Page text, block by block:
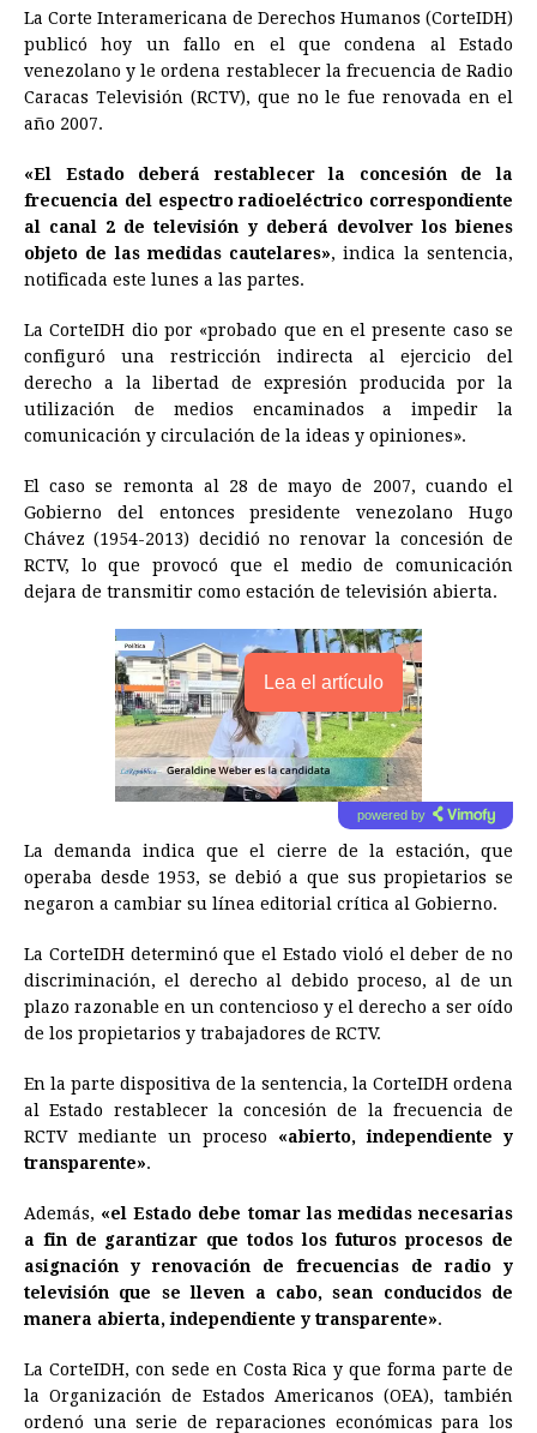
c
e
b
o
k
s
s
e
g
e
a
t
s
p
r
e
a
s
n
t
e
e
s
n
k
e
I
n
a
i
l
i
n
t
p
y
L
n
k
La Corte Interamericana de Derechos Humanos (CorteIDH)
publicó hoy un fallo en el que condena al Estado
venezolano y le ordena restablecer la frecuencia de Radio
Caracas Televisión (RCTV), que no le fue renovada en el
año 2007.
«El Estado deberá restablecer la concesión de la
frecuencia del espectro radioeléctrico correspondiente
al canal 2 de televisión y deberá devolver los bienes
objeto de las medidas cautelares», indica la sentencia,
notificada este lunes a las partes.
La CorteIDH dio por «probado que en el presente caso se
configuró una restricción indirecta al ejercicio del
derecho a la libertad de expresión producida por la
utilización de medios encaminados a impedir la
comunicación y circulación de la ideas y opiniones».
El caso se remonta al 28 de mayo de 2007, cuando el
Gobierno del entonces presidente venezolano Hugo
Chávez (1954-2013) decidió no renovar la concesión de
RCTV, lo que provocó que el medio de comunicación
dejara de transmitir como estación de televisión abierta.
Lea el artículo
powered by
La demanda indica que el cierre de la estación, que
operaba desde 1953, se debió a que sus propietarios se
negaron a cambiar su línea editorial crítica al Gobierno.
La CorteIDH determinó que el Estado violó el deber de no
discriminación, el derecho al debido proceso, al de un
plazo razonable en un contencioso y el derecho a ser oído
de los propietarios y trabajadores de RCTV.
En la parte dispositiva de la sentencia, la CorteIDH ordena
al Estado restablecer la concesión de la frecuencia de
RCTV mediante un proceso «abierto, independiente y
transparente».
Además, «el Estado debe tomar las medidas necesarias
a fin de garantizar que todos los futuros procesos de
asignación y renovación de frecuencias de radio y
televisión que se lleven a cabo, sean conducidos de
manera abierta, independiente y transparente».
La CorteIDH, con sede en Costa Rica y que forma parte de
la Organización de Estados Americanos (OEA), también
ordenó una serie de reparaciones económicas para los